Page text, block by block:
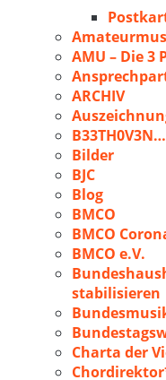
AMU – Die 3
ARCHIV
Bilder
BJC
Blog
BMCO
BMCO
BMCO e.V.
stabilisieren
Charta der